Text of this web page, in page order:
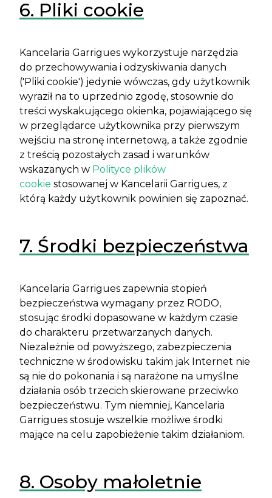
6. Pliki cookie
Kancelaria Garrigues wykorzystuje narzędzia
do przechowywania i odzyskiwania danych
('Pliki cookie') jedynie wówczas, gdy użytkownik
wyraził na to uprzednio zgodę, stosownie do
treści wyskakującego okienka, pojawiającego się
w przeglądarce użytkownika przy pierwszym
wejściu na stronę internetową, a także zgodnie
z treścią pozostałych zasad i warunków
wskazanych w Polityce plików
cookie stosowanej w Kancelarii Garrigues, z
którą każdy użytkownik powinien się zapoznać.
7. Środki bezpieczeństwa
Kancelaria Garrigues zapewnia stopień
bezpieczeństwa wymagany przez RODO,
stosując środki dopasowane w każdym czasie
do charakteru przetwarzanych danych.
Niezależnie od powyższego, zabezpieczenia
techniczne w środowisku takim jak Internet nie
są nie do pokonania i są narażone na umyślne
działania osób trzecich skierowane przeciwko
bezpieczeństwu. Tym niemniej, Kancelaria
Garrigues stosuje wszelkie możliwe środki
mające na celu zapobieżenie takim działaniom.
8. Osoby małoletnie